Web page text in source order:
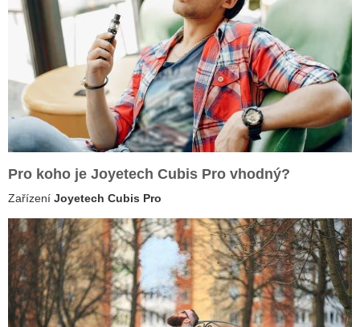
Pro koho je Joyetech Cubis Pro vhodný?
Zařízení Joyetech Cubis Pro